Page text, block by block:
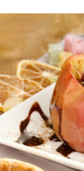
Лікарі